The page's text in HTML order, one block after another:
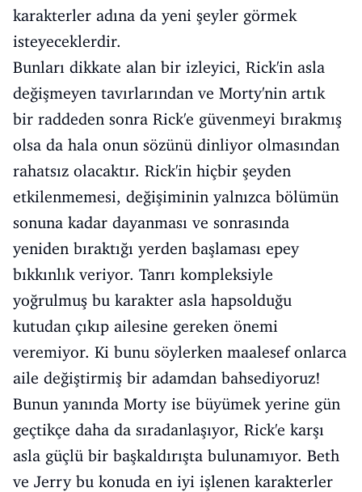
karakterler adına da yeni şeyler görmek
isteyeceklerdir.
Bunları dikkate alan bir izleyici, Rick'in asla
değişmeyen tavırlarından ve Morty'nin artık
bir raddeden sonra Rick'e güvenmeyi bırakmış
olsa da hala onun sözünü dinliyor olmasından
rahatsız olacaktır. Rick'in hiçbir şeyden
etkilenmemesi, değişiminin yalnızca bölümün
sonuna kadar dayanması ve sonrasında
yeniden bıraktığı yerden başlaması epey
bıkkınlık veriyor. Tanrı kompleksiyle
yoğrulmuş bu karakter asla hapsolduğu
kutudan çıkıp ailesine gereken önemi
veremiyor. Ki bunu söylerken maalesef onlarca
aile değiştirmiş bir adamdan bahsediyoruz!
Bunun yanında Morty ise büyümek yerine gün
geçtikçe daha da sıradanlaşıyor, Rick'e karşı
asla güçlü bir başkaldırışta bulunamıyor. Beth
ve Jerry bu konuda en iyi işlenen karakterler